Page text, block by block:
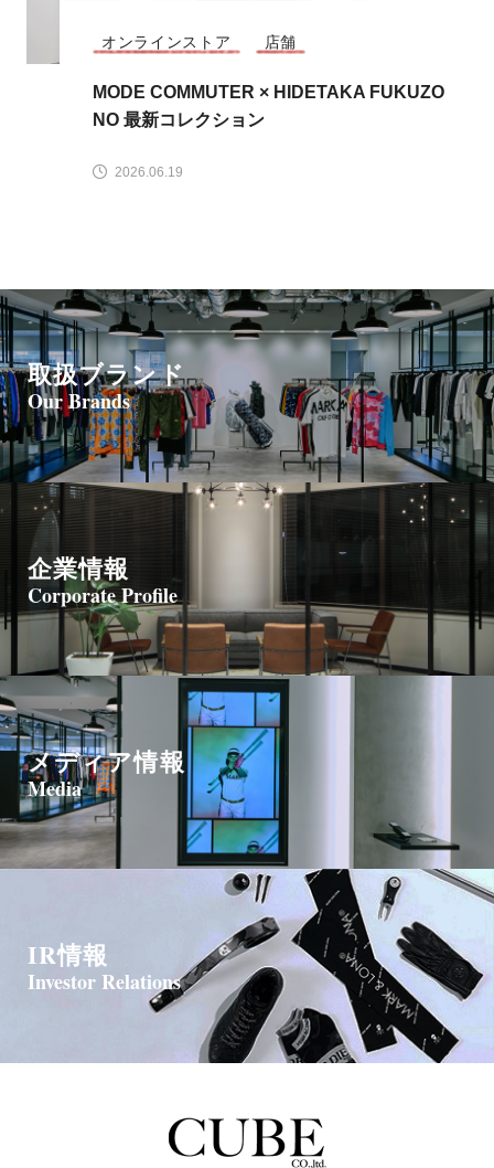
2026.06.19
オンラインストア 店舗
MODE COMMUTER × HIDETAKA FUKUZO
NO 最新コレクション
取扱ブランド
Our Brands
企業情報
Corporate Profile
メディア情報
Media
IR情報
Investor Relations